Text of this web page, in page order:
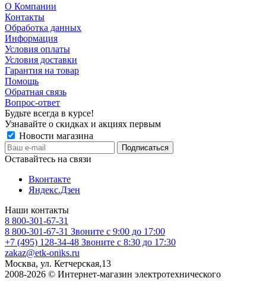
О Компании
Контакты
Обработка данных
Информация
Условия оплаты
Условия доставки
Гарантия на товар
Помощь
Обратная связь
Вопрос-ответ
Будьте всегда в курсе!
Узнавайте о скидках и акциях первым
Новости магазина
Оставайтесь на связи
Вконтакте
Яндекс.Дзен
Наши контакты
8 800-301-67-31
8 800-301-67-31 Звоните с 9:00 до 17:00
+7 (495) 128-34-48 Звоните с 8:30 до 17:30
zakaz@etk-oniks.ru
Москва, ул. Кетчерская,13
2008-2026 © Интернет-магазин электротехнического